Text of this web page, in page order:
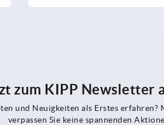
zum KIPP Newsletter
und Neuigkeiten als Erstes
verpassen Sie keine spannenden